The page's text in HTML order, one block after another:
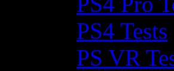
PS4 Tests
PS VR